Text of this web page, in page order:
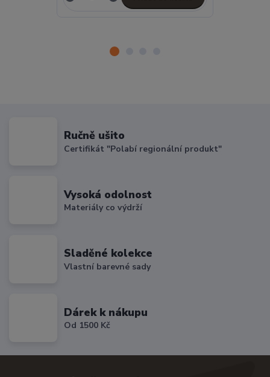
Ručně ušito
Certifikát "Polabí regionální produkt"
Vysoká odolnost
Materiály co výdrží
Sladěné kolekce
Vlastní barevné sady
Dárek k nákupu
Od 1500 Kč